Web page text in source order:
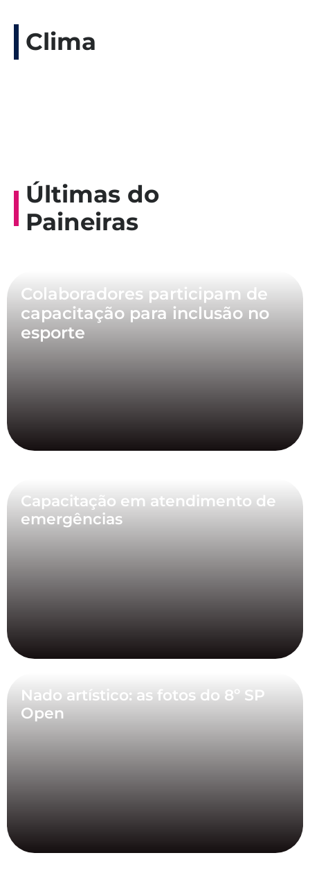
Clima
Últimas do
Paineiras
Colaboradores participam de
capacitação para inclusão no
esporte
Capacitação em atendimento de
emergências
Nado artístico: as fotos do 8º SP
Open